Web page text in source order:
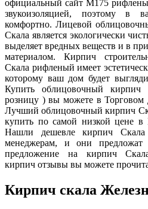
официальный сайт М175
звукоизоляцией, поэтому в
комфортно. Лицевой
Скала является экологически
выделяет вредных веществ и в
материалом. Кирпич
Скала рифленый имеет
которому ваш дом будет
Купить облицовочный
розницу ) вы можете в
Лучший облицовочный кирпич
купить по самой низкой цене
Нашли дешевле кирпич
менеджерам, и они
предложение на кирпич
кирпич отзывы вы можете
Кирпич скала